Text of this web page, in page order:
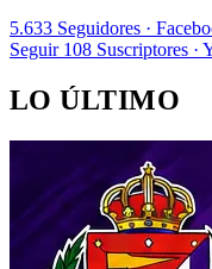
5.633 Seguidores ·
Seguir 108 Suscriptores ·
LO ÚLTIMO